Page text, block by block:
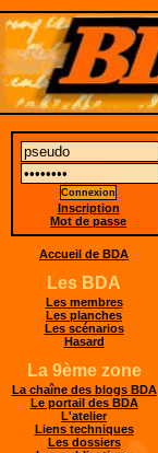
Inscription
Mot de passe
Accueil de BDA
Les BDA
Les membres
Les planches
Les scénarios
Hasard
La 9ème zone
La chaîne des blogs BDA
Le portail des BDA
L'atelier
Liens techniques
Les dossiers